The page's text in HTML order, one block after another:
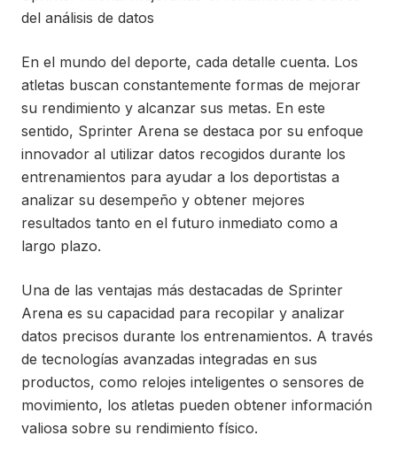
del análisis de datos
En el mundo del deporte, cada detalle cuenta. Los
atletas buscan constantemente formas de mejorar
su rendimiento y alcanzar sus metas. En este
sentido, Sprinter Arena se destaca por su enfoque
innovador al utilizar datos recogidos durante los
entrenamientos para ayudar a los deportistas a
analizar su desempeño y obtener mejores
resultados tanto en el futuro inmediato como a
largo plazo.
Una de las ventajas más destacadas de Sprinter
Arena es su capacidad para recopilar y analizar
datos precisos durante los entrenamientos. A través
de tecnologías avanzadas integradas en sus
productos, como relojes inteligentes o sensores de
movimiento, los atletas pueden obtener información
valiosa sobre su rendimiento físico.